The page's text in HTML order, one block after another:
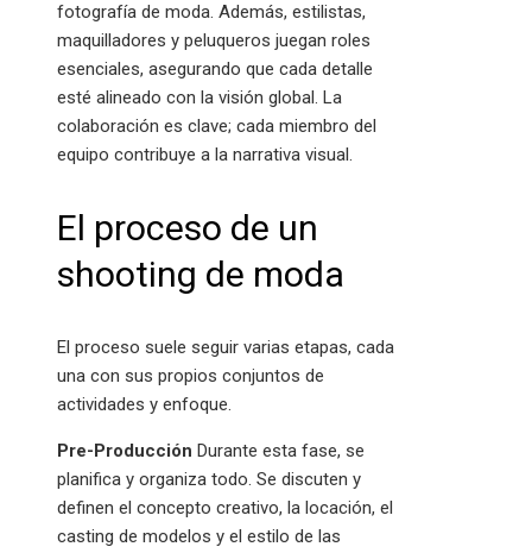
fotografía de moda. Además, estilistas,
maquilladores y peluqueros juegan roles
esenciales, asegurando que cada detalle
esté alineado con la visión global. La
colaboración es clave; cada miembro del
equipo contribuye a la narrativa visual.
El proceso de un
shooting de moda
El proceso suele seguir varias etapas, cada
una con sus propios conjuntos de
actividades y enfoque.
Pre-Producción Durante esta fase, se
planifica y organiza todo. Se discuten y
definen el concepto creativo, la locación, el
casting de modelos y el estilo de las